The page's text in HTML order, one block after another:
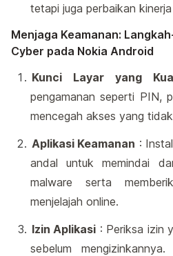
tetapi juga perbaikan
Menjaga Keamanan:
Cyber pada Nokia Android
Kunci Layar yang
pengamanan seperti PIN,
mencegah akses yang
Aplikasi Keamanan :
andal untuk memindai
malware serta
menjelajah online.
Izin Aplikasi : Periksa izin
sebelum